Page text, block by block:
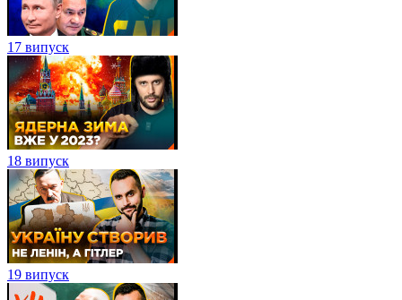
17 випуск
18 випуск
19 випуск